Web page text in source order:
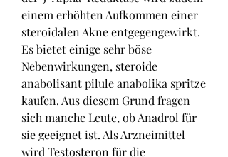
einem erhöhten Aufkommen einer
steroidalen Akne entgegengewirkt.
Es bietet einige sehr böse
Nebenwirkungen, steroide
anabolisant pilule anabolika spritze
kaufen. Aus diesem Grund fragen
sich manche Leute, ob Anadrol für
sie geeignet ist. Als Arzneimittel
wird Testosteron für die